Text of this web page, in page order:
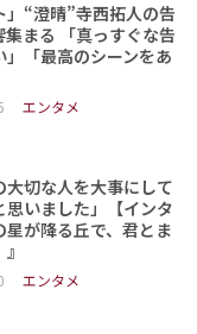
」“澄晴”寺西拓人の告
集まる 「真っすぐな告
」「最高のシーンをあ
エンタメ
大切な人を大事にして
思いました」【インタ
星が降る丘で、君とま
エンタメ